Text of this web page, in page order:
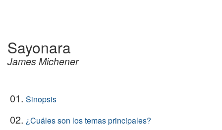
Sayonara
James Michener
01. Sinopsis
02. ¿Cuáles son los temas principales?